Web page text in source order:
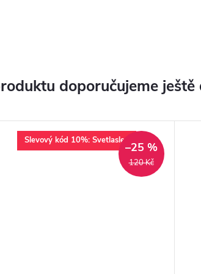
doporučujeme ještě
Slevový kód 10%: Svetlaslev
120 Kč
–25 %